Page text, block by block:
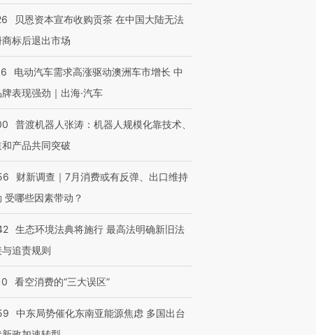
贝恩资本宣布收购贡茶 在中国大陆无法
标后退出市场
电动汽车需求高涨驱动澳洲车市增长 中
牌表现强劲｜出海·汽车
普渡机器人张涛：机器人规模化靠技术、
产品共同突破
财新调查｜7月消费或有反弹、出口维持
受哪些因素带动？
生态环境法典将施行 最高法明确新旧法
追责规则
看空消费的“三大误区”
中东局势催化东南亚能源焦虑 多国出台